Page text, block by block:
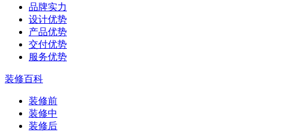
品牌实力
设计优势
产品优势
交付优势
服务优势
装修百科
装修前
装修中
装修后